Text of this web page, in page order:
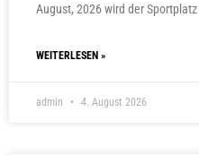
August, 2026 wird der Sportplatz
WEITERLESEN »
admin 4. August 2026